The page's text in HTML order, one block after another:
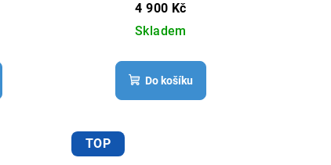
4 900 Kč
Skladem
Do košíku
TOP